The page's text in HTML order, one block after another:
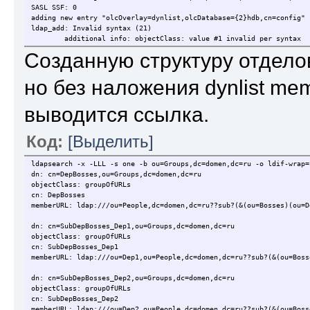
SASL SSF: 0
adding new entry "olcOverlay=dynlist,olcDatabase={2}hdb,cn=config"
ldap_add: Invalid syntax (21)
additional info: objectClass: value #1 invalid per syntax
Созданную структуру
но без наложения dynlist
выводится ссылка.
Код: [Выделить]
ldapsearch -x -LLL -s one -b ou=Groups,dc=domen,dc=ru -o ldif-
dn: cn=DepBosses,ou=Groups,dc=domen,dc=ru
objectClass: groupOfURLs
cn: DepBosses
memberURL: ldap:///
dn: cn=SubDepBosses_Dep1,ou=Groups,dc=domen,dc=ru
objectClass: groupOfURLs
cn: SubDepBosses_Dep1
memberURL: ldap:///
dn: cn=SubDepBosses_Dep2,ou=Groups,dc=domen,dc=ru
objectClass: groupOfURLs
cn: SubDepBosses_Dep2